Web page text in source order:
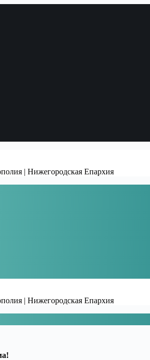
| Нижегородская Епархия
| Нижегородская Епархия